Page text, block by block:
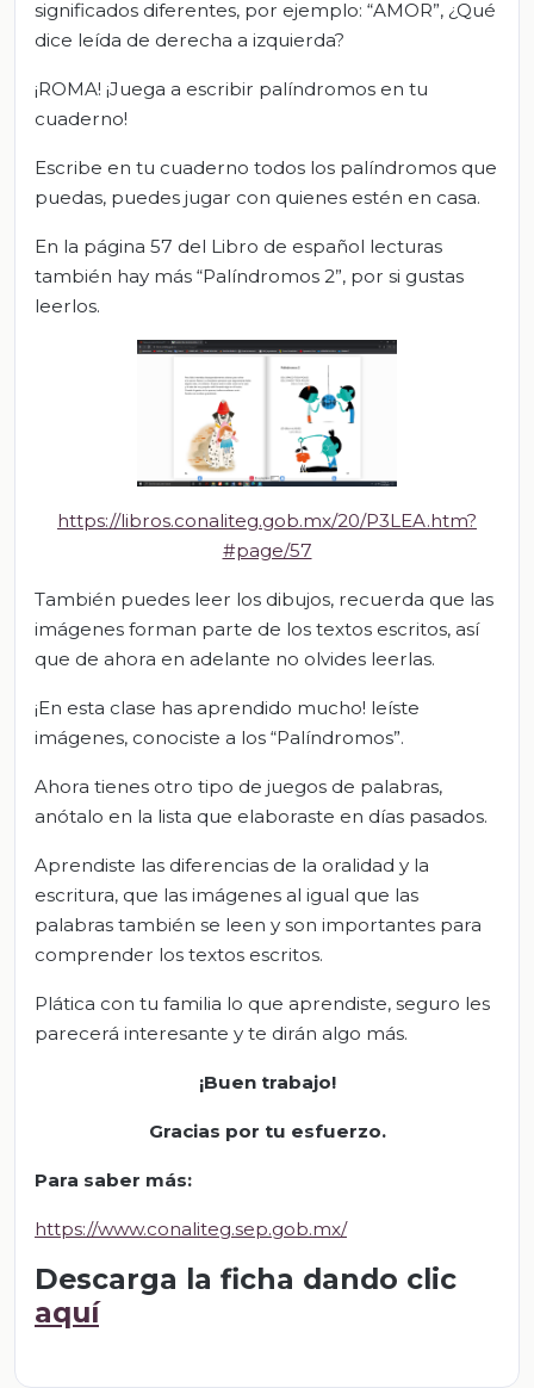
significados diferentes, por ejemplo: “AMOR”, ¿Qué
dice leída de derecha a izquierda?
¡ROMA! ¡Juega a escribir palíndromos en tu
cuaderno!
Escribe en tu cuaderno todos los palíndromos que
puedas, puedes jugar con quienes estén en casa.
En la página 57 del Libro de español lecturas
también hay más “Palíndromos 2”, por si gustas
leerlos.
https://libros.conaliteg.gob.mx/20/P3LEA.htm?
#page/57
También puedes leer los dibujos, recuerda que las
imágenes forman parte de los textos escritos, así
que de ahora en adelante no olvides leerlas.
¡En esta clase has aprendido mucho! leíste
imágenes, conociste a los “Palíndromos”.
Ahora tienes otro tipo de juegos de palabras,
anótalo en la lista que elaboraste en días pasados.
Aprendiste las diferencias de la oralidad y la
escritura, que las imágenes al igual que las
palabras también se leen y son importantes para
comprender los textos escritos.
Plática con tu familia lo que aprendiste, seguro les
parecerá interesante y te dirán algo más.
¡Buen trabajo!
Gracias por tu esfuerzo.
Para saber más:
https://www.conaliteg.sep.gob.mx/
Descarga la ficha dando clic
aquí